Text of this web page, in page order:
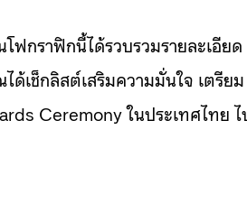
ฟกราฟิกนี้ได้รวบรวมรายละเอียด
ด้เช็กลิสต์เสริมความมั่นใจ เตรียม
Ceremony ในประเทศไทย